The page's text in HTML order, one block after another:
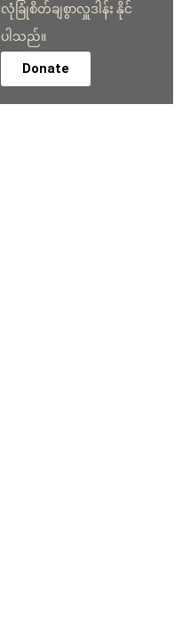
လုံခြုံစိတ်ချစွာလှူဒါန်း နိုင်
ပါသည်။
Donate